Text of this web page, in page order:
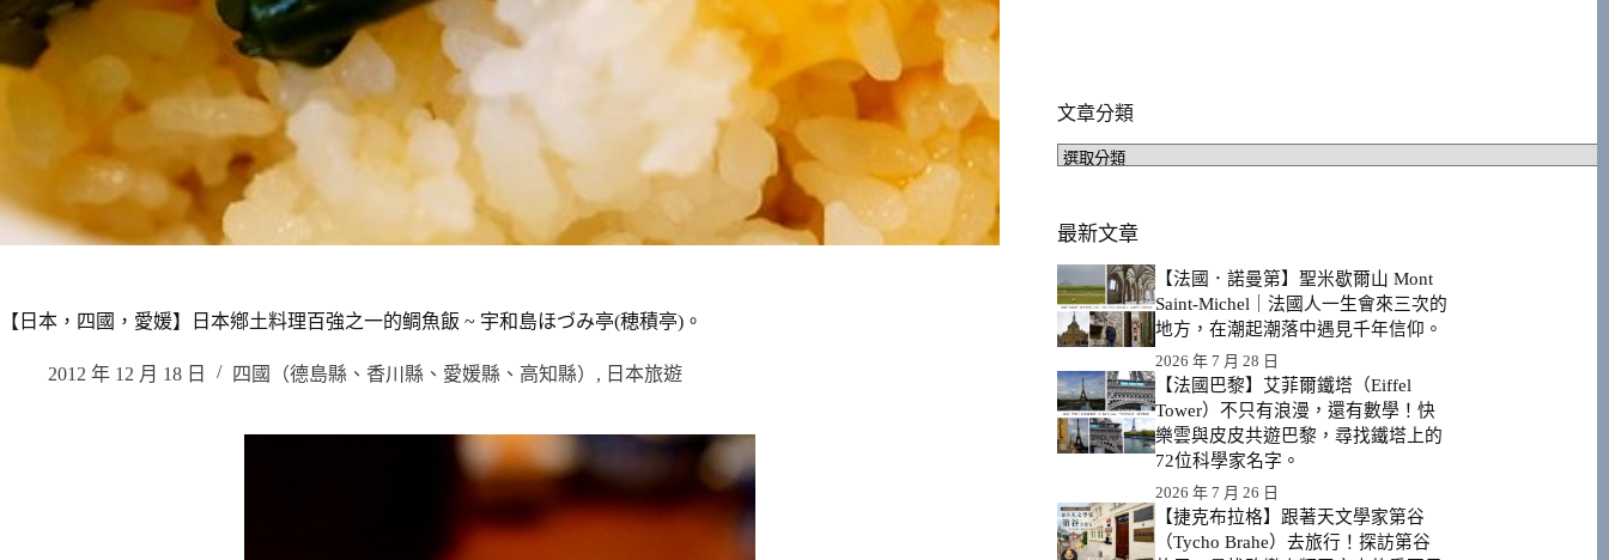
【日本，四國，愛媛】日本鄕土料理百強之一的鲷魚飯 ~ 宇和島ほづみ亭(穂積亭)。
2012 年 12 月 18 日 四國（德島縣、香川縣、愛媛縣、高知縣） , 日本旅遊
文章分類
文
類
最新文章
【法國．諾曼第】聖米歇爾山 Mont
Saint-Michel｜法國人一生會來三次的
地方，在潮起潮落中遇見千年信仰。
2026 年 7 月 28 日
【法國巴黎】艾菲爾鐵塔（Eiffel
Tower）不只有浪漫，還有數學！快
樂雲與皮皮共遊巴黎，尋找鐵塔上的
72位科學家名字。
2026 年 7 月 26 日
【捷克布拉格】跟著天文學家第谷
（Tycho Brahe）去旅行！探訪第谷